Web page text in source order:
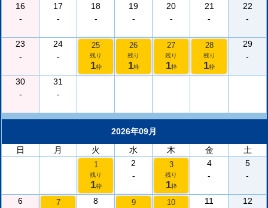
16
-
17
-
18
-
19
-
20
-
21
-
22
-
23
-
24
-
25
残り
1枠
26
残り
1枠
27
残り
1枠
28
残り
1枠
29
-
30
-
31
-
2026年09月
日
月 火 水 木 金 土
1
残り
1枠
2
-
3
残り
1枠
4
-
5
-
6
7
8
9 10
11
12